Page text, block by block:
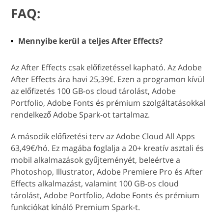
FAQ:
Mennyibe kerül a teljes After Effects?
Az After Effects csak előfizetéssel kapható. Az Adobe
After Effects ára havi 25,39€. Ezen a programon kívül
az előfizetés 100 GB-os cloud tárolást, Adobe
Portfolio, Adobe Fonts és prémium szolgáltatásokkal
rendelkező Adobe Spark-ot tartalmaz.
A második előfizetési terv az Adobe Cloud All Apps
63,49€/hó. Ez magába foglalja a 20+ kreatív asztali és
mobil alkalmazások gyűjteményét, beleértve a
Photoshop, Illustrator, Adobe Premiere Pro és After
Effects alkalmazást, valamint 100 GB-os cloud
tárolást, Adobe Portfolio, Adobe Fonts és prémium
funkciókat kínáló Premium Spark-t.